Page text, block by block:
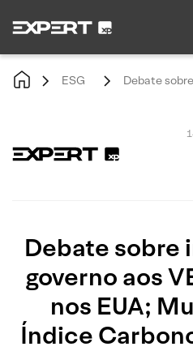
ESG Debate
Debate sobre
governo aos
nos EUA;
Índice